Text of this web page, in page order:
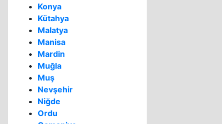
Konya
Kütahya
Malatya
Manisa
Mardin
Muğla
Muş
Nevşehir
Niğde
Ordu